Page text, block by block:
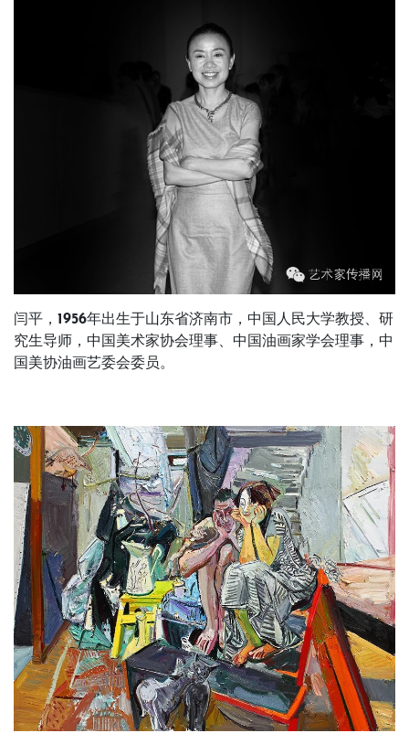
闫平，1956年出生于山东省济南市， 中国人民大学教授、研
究生导师，中国美术家协会理事、中国油画家学会理事，中
国美协油画艺委会委员。